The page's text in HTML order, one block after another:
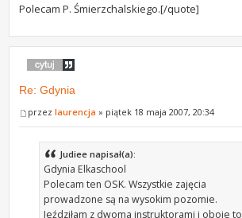
Polecam P. Śmierzchalskiego.[/quote]
Re: Gdynia
przezlaurencja » piątek 18 maja 2007, 20:34
Judiee napisał(a):
Gdynia Elkaschool
Polecam ten OSK. Wszystkie zajęcia
prowadzone są na wysokim pozomie.
Jeździłam z dwoma instruktorami i oboje to